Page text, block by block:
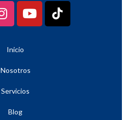
Inicio
Nosotros
Servicios
Blog